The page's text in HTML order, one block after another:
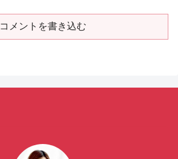
コメントを書き込む